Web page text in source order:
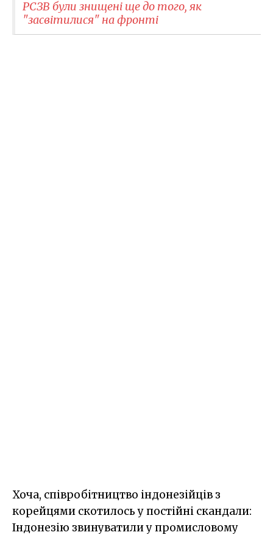
РСЗВ були знищені ще до того, як
"засвітилися" на фронті
Хоча, співробітництво індонезійців з
корейцями скотилось у постійні скандали:
Індонезію звинуватили у промисловому